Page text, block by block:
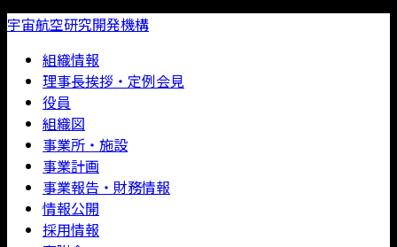
宇宙航空研究開発機構
組織情報
理事長挨拶・定例会見
役員
組織図
事業所・施設
事業計画
事業報告・財務情報
情報公開
採用情報